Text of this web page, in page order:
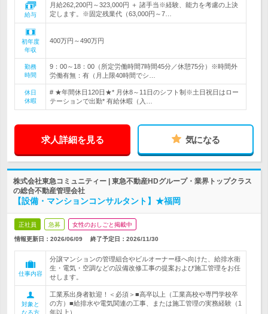
給与
月給262,200円～323,000円 ＋ 諸手当※経験、能力を考慮の上決
定します。※固定残業代（63,000円～7…
初年度
年収
400万円～490万円
勤務
時間
9：00～18：00（所定労働時間7時間45分／休憩75分）※時間外
労働有無：有（月上限40時間でシ…
休日
休暇
# ★年間休日120日★* 月休8～11日のシフト制※土日祝日はロー
テーションで出勤* 有給休暇（入…
求人詳細を見る 気になる
株式会社東急コミュニティー | 東急不動産HDグループ・業界トップクラス
の総合不動産管理会社
【設備・マンションコンサルタント】★福岡
正社員 急募 女性のおしごと掲載中
情報更新日：2026/06/09 終了予定日： 2026/11/30
仕事内容
分譲マンションの管理組合やビルオーナー様へ向けた、給排水衛
生・電気・空調などの設備改修工事の提案および施工管理をお任
せします。
対象と
なる方
工業系出身者歓迎！＜必須＞■高卒以上（工業高校や専門学校卒
の方）■給排水や電気関連の工事、または施工管理の実務経験（1
年以上）